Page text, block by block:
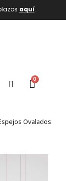
aquí.
Ovalados